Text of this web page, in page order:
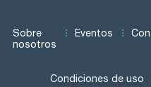
Sobre
nosotros
Eventos
Condiciones de uso